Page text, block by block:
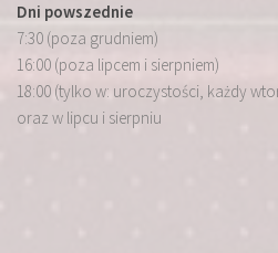
Dni powszednie
7:30 (poza grudniem)
16:00 (poza lipcem i sierpniem)
18:00 (tylko w: uroczystości, każdy
oraz w lipcu i sierpniu